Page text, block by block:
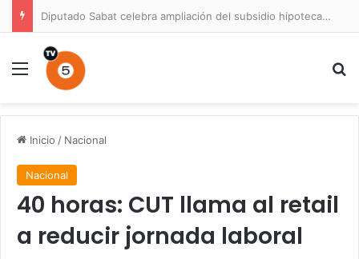
Diputado Sabat celebra ampliación del subsidio hipotecario con viviendas de hasta 6.000 UF
Menú
Inicio / Nacional
Nacional
40 horas: CUT llama al retail
a reducir jornada laboral